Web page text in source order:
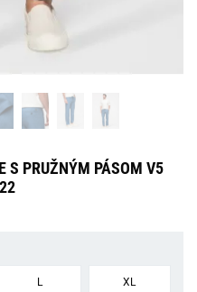
S PRUŽNÝM PÁSOM V5
L XL